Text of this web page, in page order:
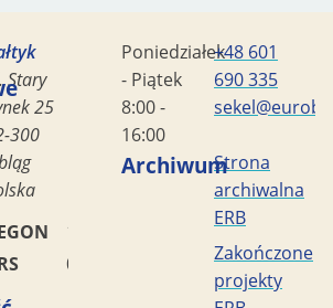
Stary
25
300
170419477
0000042453
Poniedziałek
- Piątek
8:00 -
16:00
+48 601
690 335
ArchiwumStrona
archiwalna
ERB
Zakończone
projekty